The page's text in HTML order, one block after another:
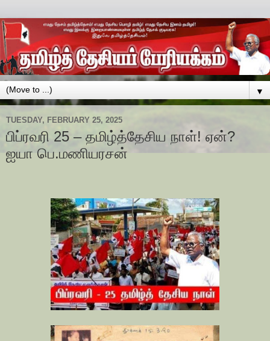
▼
TUESDAY, FEBRUARY 25, 2025
பிப்ரவரி 25 – தமிழ்த்தேசிய நாள்! ஏன்?
ஐயா பெ.மணியரசன்